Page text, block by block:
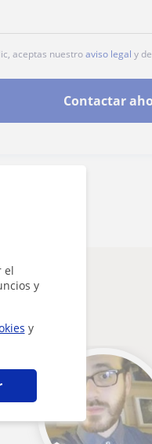
el
y
y
aceptas nuestroaviso legal y de
Contactar